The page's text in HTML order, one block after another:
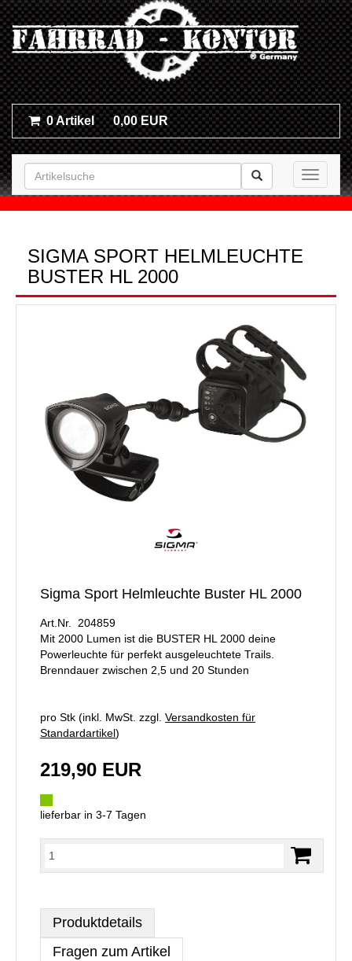
0 Artikel 0,00 EUR
Toggle
SIGMA SPORT HELMLEUCHTE
BUSTER HL 2000
Sigma Sport Helmleuchte Buster HL 2000
Art.Nr. 204859
Mit 2000 Lumen ist die BUSTER HL 2000 deine
Powerleuchte für perfekt ausgeleuchtete Trails.
Brenndauer zwischen 2,5 und 20 Stunden
pro Stk (inkl. MwSt. zzgl. Versandkosten für
Standardartikel)
219,90 EUR
lieferbar in 3-7 Tagen
Produktdetails
Fragen zum Artikel